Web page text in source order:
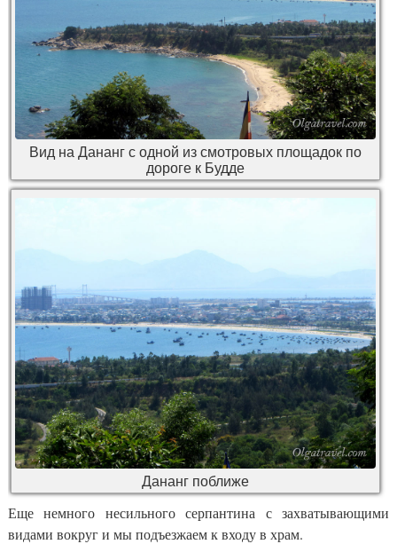
Вид на Дананг с одной из смотровых площадок по
дороге к Будде
Дананг поближе
Еще немного несильного серпантина с захватывающими
видами вокруг и мы подъезжаем к входу в храм.